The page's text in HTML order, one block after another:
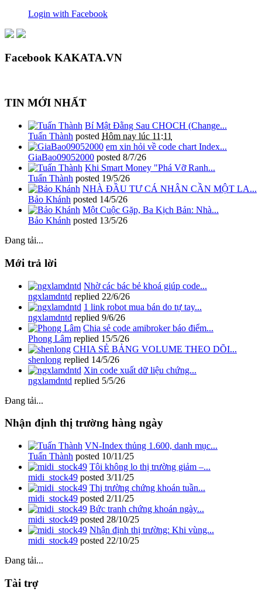
Login with Facebook
Facebook KAKATA.VN
TIN MỚI NHẤT
Bí Mật Đằng Sau CHOCH (Change...
Tuấn Thành posted Hôm nay lúc 11:11
em xin hỏi về code chart Index...
GiaBao09052000 posted 8/7/26
Khi Smart Money "Phá Vỡ Ranh...
Tuấn Thành posted 19/5/26
NHÀ ĐẦU TƯ CÁ NHÂN CẦN MỘT LA...
Bảo Khánh posted 14/5/26
Một Cuộc Gặp, Ba Kịch Bản: Nhà...
Bảo Khánh posted 13/5/26
Đang tải...
Mới trả lời
Nhờ các bác bẻ khoá giúp code...
ngxlamdntd replied 22/6/26
1 link robot mua bán do tự tay...
ngxlamdntd replied 9/6/26
Chia sẻ code amibroker báo điểm...
Phong Lâm replied 15/5/26
CHIA SẺ BẢNG VOLUME THEO DÕI...
shenlong replied 14/5/26
Xin code xuất dữ liệu chứng...
ngxlamdntd replied 5/5/26
Đang tải...
Nhận định thị trường hàng ngày
VN-Index thủng 1.600, danh mục...
Tuấn Thành posted 10/11/25
Tôi không lo thị trường giảm –...
midi_stock49 posted 3/11/25
Thị trường chứng khoán tuần...
midi_stock49 posted 2/11/25
Bức tranh chứng khoán ngày...
midi_stock49 posted 28/10/25
Nhận định thị trường: Khi vùng...
midi_stock49 posted 22/10/25
Đang tải...
Tài trợ